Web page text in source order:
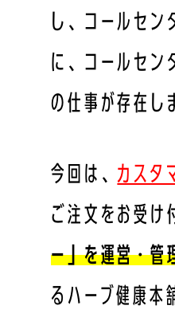
し、コールセン
に、コールセン
の仕事が存在し
今回は、 カスタ
ご注文をお受け
ー」を運営・管
るハーブ健康本